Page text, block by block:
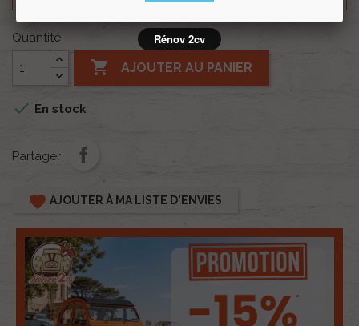
Quantité
 AJOUTER AU PANIER
 En stock
Partager
favorite AJOUTER À MA LISTE D'ENVIES
Rénov 2cv